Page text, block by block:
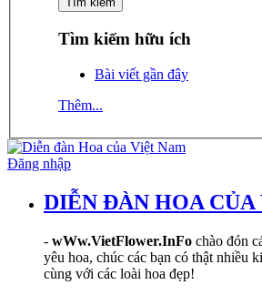
Tìm kiếm hữu ích
Bài viết gần đây
Thêm...
Đăng nhập
DIỄN ĐÀN HOA
- wWw.VietFlower.InFo chào đón
yêu hoa, chúc các bạn có thật nhiều
cùng với các loài hoa đẹp!